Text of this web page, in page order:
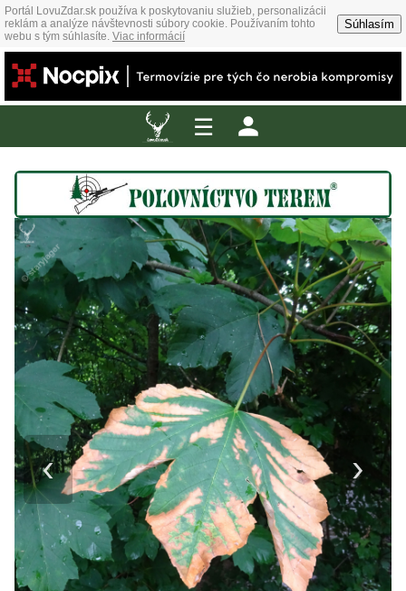
Portál LovuZdar.sk používa k poskytovaniu služieb, personalizácii
reklám a analýze návštevnosti súbory cookie. Používaním tohto
webu s tým súhlasíte. Viac informácií
Súhlasím
☰
‹ ›